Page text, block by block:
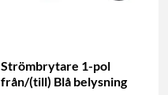
Strömbrytare 1-pol
från/(till) Blå belysning